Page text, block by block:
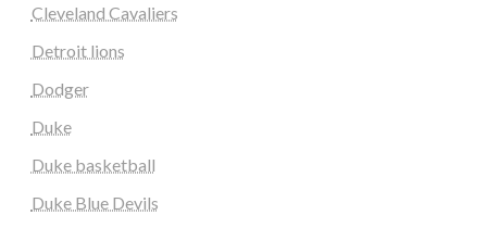
Cleveland Cavaliers
Detroit lions
Dodger
Duke
Duke basketball
Duke Blue Devils